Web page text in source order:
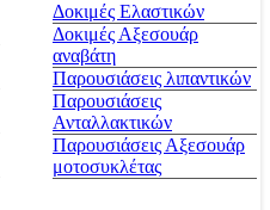
Δοκιμές Ελαστικών
Δοκιμές Αξεσουάρ
αναβάτη
Παρουσιάσεις λιπαντικών
Παρουσιάσεις
Ανταλλακτικών
Παρουσιάσεις Αξεσουάρ
μοτοσυκλέτας